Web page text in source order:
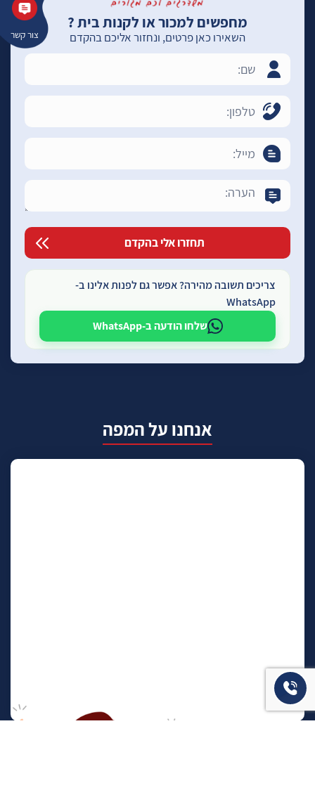
צור קשר
מחפשים למכור או לקנות בית ?
השאירו כאן פרטים, ונחזור אליכם בהקדם
צריכים תשובה מהירה? אפשר גם לפנות אלינו ב-
WhatsApp
שלחו הודעה ב-WhatsApp
אנחנו על המפה